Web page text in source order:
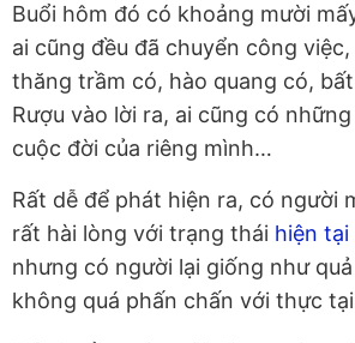
Buổi hôm đó có khoảng mười
ai cũng đều đã chuyển công
thăng trầm có, hào quang có,
Rượu vào lời ra, ai cũng có
cuộc đời của riêng mình…
Rất dễ để phát hiện ra, có người
rất hài lòng với trạng thái hiện tại
nhưng có người lại giống như
không quá phấn chấn với thực